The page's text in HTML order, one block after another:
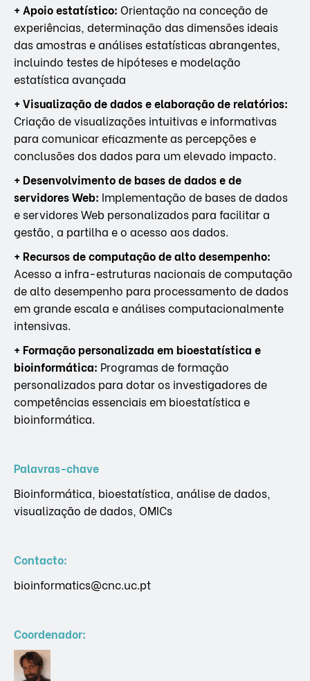
+ Apoio estatístico: Orientação na conceção de
experiências, determinação das dimensões ideais
das amostras e análises estatísticas abrangentes,
incluindo testes de hipóteses e modelação
estatística avançada
+ Visualização de dados e elaboração de relatórios:
Criação de visualizações intuitivas e informativas
para comunicar eficazmente as percepções e
conclusões dos dados para um elevado impacto.
+ Desenvolvimento de bases de dados e de
servidores Web: Implementação de bases de dados
e servidores Web personalizados para facilitar a
gestão, a partilha e o acesso aos dados.
+ Recursos de computação de alto desempenho:
Acesso a infra-estruturas nacionais de computação
de alto desempenho para processamento de dados
em grande escala e análises computacionalmente
intensivas.
+ Formação personalizada em bioestatística e
bioinformática: Programas de formação
personalizados para dotar os investigadores de
competências essenciais em bioestatística e
bioinformática.
Palavras-chave
Bioinformática, bioestatística, análise de dados,
visualização de dados, OMICs
Contacto:
bioinformatics@cnc.uc.pt
Coordenador: